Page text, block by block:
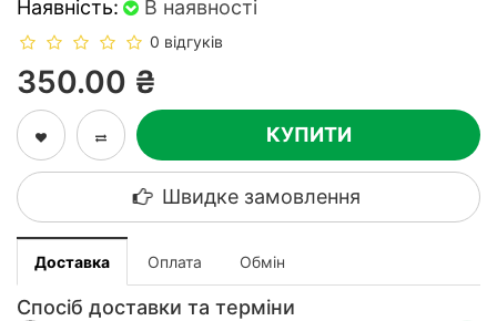
Наявність:
В наявності
0 відгуків
350.00 ₴
КУПИТИ
Швидке замовлення
Доставка Оплата Обмін
Спосіб доставки та терміни